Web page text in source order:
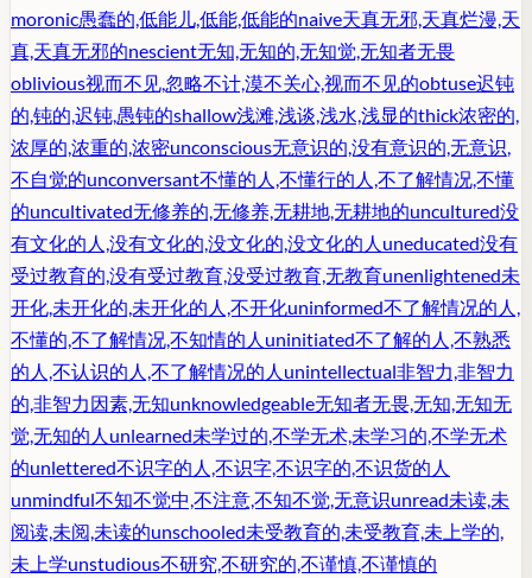
moronic愚蠢的,低能儿,低能,低能的naive天真无邪,天真烂漫,天
真,天真无邪的nescient无知,无知的,无知觉,无知者无畏
oblivious视而不见,忽略不计,漠不关心,视而不见的obtuse迟钝
的,钝的,迟钝,愚钝的shallow浅滩,浅谈,浅水,浅显的thick浓密的,
浓厚的,浓重的,浓密unconscious无意识的,没有意识的,无意识,
不自觉的unconversant不懂的人,不懂行的人,不了解情况,不懂
的uncultivated无修养的,无修养,无耕地,无耕地的uncultured没
有文化的人,没有文化的,没文化的,没文化的人 uneducated没有
受过教育的,没有受过教育,没受过教育,无教育unenlightened未
开化,未开化的,未开化的人,不开化uninformed不了解情况的人,
不懂的,不了解情况,不知情的人 uninitiated不了解的人,不熟悉
的人,不认识的人,不了解情况的人 unintellectual非智力,非智力
的,非智力因素,无知unknowledgeable无知者无畏,无知,无知无
觉,无知的人 unlearned未学过的,不学无术,未学习的,不学无术
的unlettered不识字的人,不识字,不识字的,不识货的人
unmindful不知不觉中,不注意,不知不觉,无意识unread未读,未
阅读,未阅,未读的unschooled未受教育的,未受教育,未上学的,
未上学unstudious不研究,不研究的,不谨慎,不谨慎的